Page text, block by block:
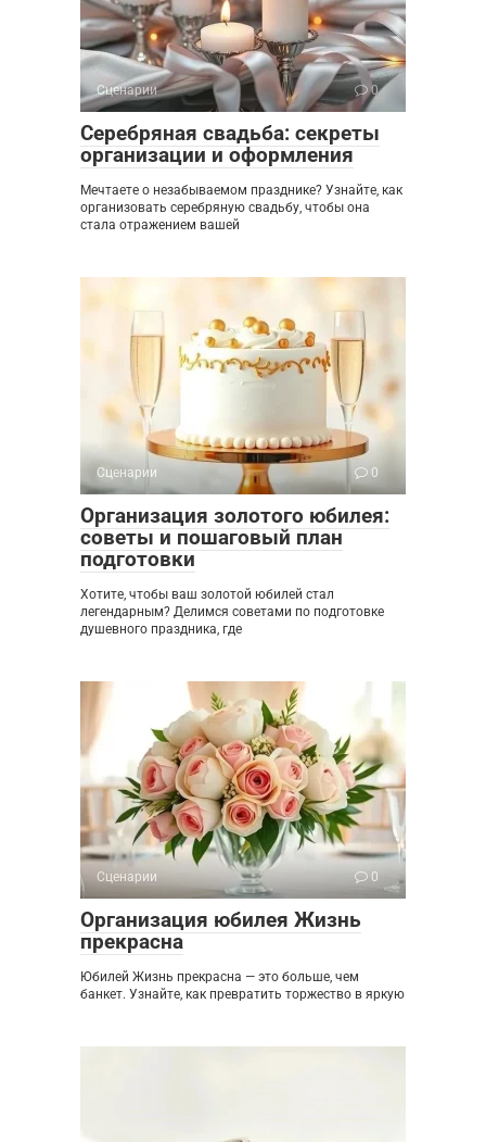
Сценарии 0
Серебряная свадьба: секреты
организации и оформления
Мечтаете о незабываемом празднике? Узнайте, как
организовать серебряную свадьбу, чтобы она
стала отражением вашей
Сценарии 0
Организация золотого юбилея:
советы и пошаговый план
подготовки
Хотите, чтобы ваш золотой юбилей стал
легендарным? Делимся советами по подготовке
душевного праздника, где
Сценарии 0
Организация юбилея Жизнь
прекрасна
Юбилей Жизнь прекрасна — это больше, чем
банкет. Узнайте, как превратить торжество в яркую